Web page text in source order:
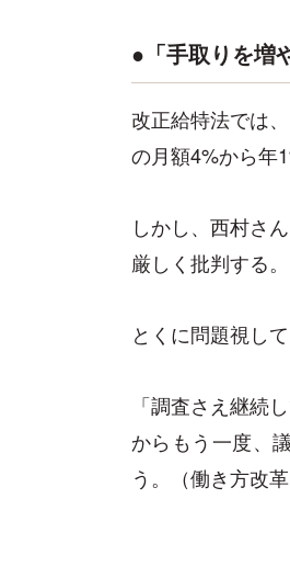
●「手取りを増
改正給特法では
の月額4%から年
しかし、西村さ
厳しく批判する。
とくに問題視し
「調査さえ継続
からもう一度、
う。（働き方改